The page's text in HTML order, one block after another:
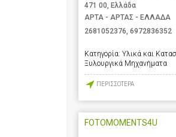
471 00, Ελλάδα
ΑΡΤΑ - ΑΡΤΑΣ - ΕΛΛΑΔΑ
2681052376 6972836352
Κατηγορία: Υλικά και
Ξυλουργικά Μηχανήματα
ΠΕΡΙΣΣΟΤΕΡΑ
FOTOMOMENTS4U